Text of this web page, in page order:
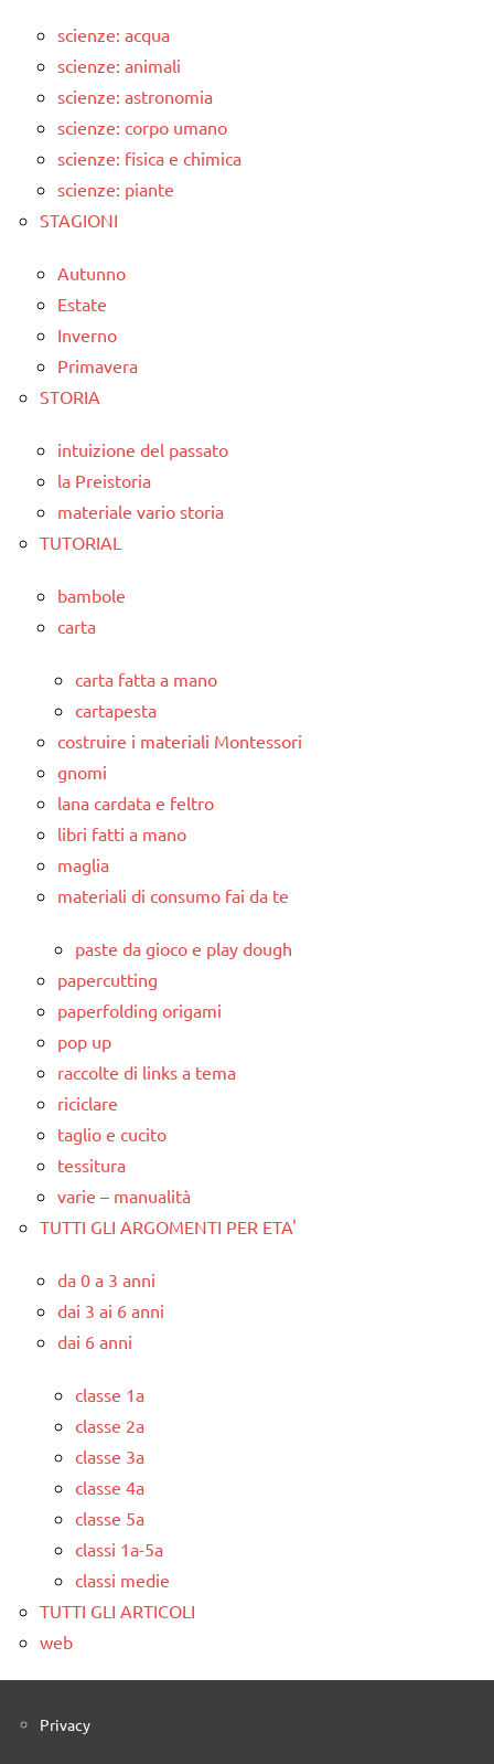
scienze: acqua
scienze: animali
scienze: astronomia
scienze: corpo umano
scienze: fisica e chimica
scienze: piante
STAGIONI
Autunno
Estate
Inverno
Primavera
STORIA
intuizione del passato
la Preistoria
materiale vario storia
TUTORIAL
bambole
carta
carta fatta a mano
cartapesta
costruire i materiali Montessori
gnomi
lana cardata e feltro
libri fatti a mano
maglia
materiali di consumo fai da te
paste da gioco e play dough
papercutting
paperfolding origami
pop up
raccolte di links a tema
riciclare
taglio e cucito
tessitura
varie – manualità
TUTTI GLI ARGOMENTI PER ETA'
da 0 a 3 anni
dai 3 ai 6 anni
dai 6 anni
classe 1a
classe 2a
classe 3a
classe 4a
classe 5a
classi 1a-5a
classi medie
TUTTI GLI ARTICOLI
web
Privacy